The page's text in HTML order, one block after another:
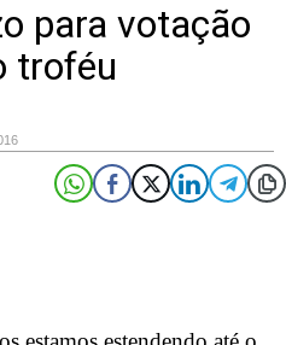
para votação
troféu